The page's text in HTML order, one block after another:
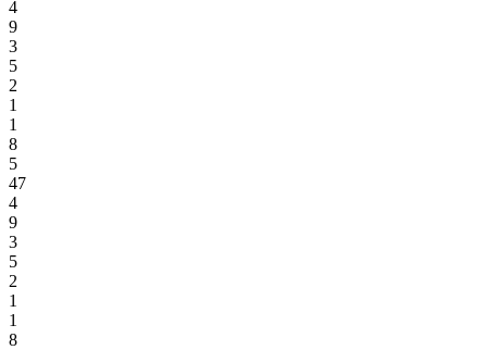
4
9
3
5
2
1
1
8
5
47
4
9
3
5
2
1
1
8